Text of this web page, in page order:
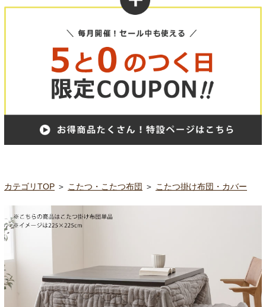
カテゴリTOP ＞ こたつ・こたつ布団 ＞ こたつ掛け布団・カバー